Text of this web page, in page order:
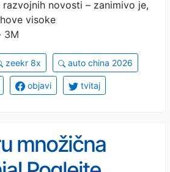
novosti – zanimivo je,
visoke
3M
zeekr 8x auto china 2026
objavi tvitaj
množična